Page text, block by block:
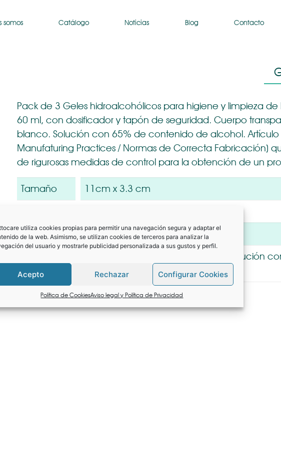
utiliza cookies propias para permitir una navegación segura y adaptar el
de la web. Asimismo, se utilizan cookies de terceros para analizar la
del usuario y mostrarle publicidad personalizada a sus gustos y perfil.
Acepto Rechazar Configurar Cookies
Política de CookiesAviso legal y Política de Privacidad
somos Catálogo Noticias Blog Contacto
Pack de 3 Geles hidroalcohólicos para higiene y limpieza
60 ml, con dosificador y tapón de seguridad. Cuerpo
blanco. Solución con 65% de contenido de alcohol.
Manufaturing Practices / Normas de Correcta Fabricación)
de rigurosas medidas de control para la obtención de un
Tamaño
11cm x 3.3 cm
Peso
75 gr
Contenido
Pack de 3 geles hidroalcohólico. Solución
alcohol.